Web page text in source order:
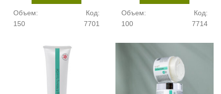
Код:
7701
Объем:
150
Код:
7714
Объем:
100